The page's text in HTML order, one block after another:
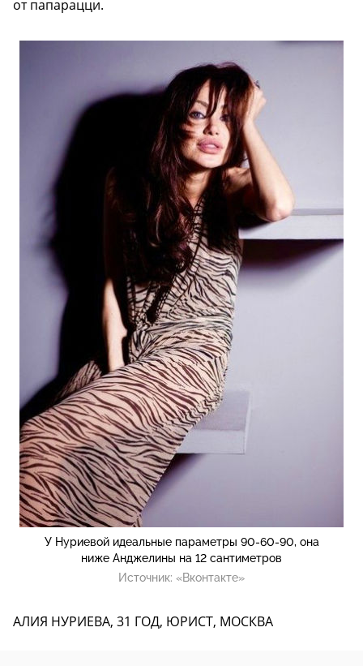
от папарацци.
У Нуриевой идеальные параметры 90-60-90, она
ниже Анджелины на 12 сантиметров
Источник: «Вконтакте»
АЛИЯ НУРИЕВА, 31 ГОД, ЮРИСТ, МОСКВА